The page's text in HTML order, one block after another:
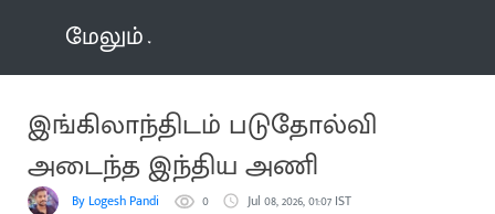
மேலும்
இங்கிலாந்திடம் படுதோல்வி
அடைந்த இந்திய அணி
By Logesh Pandi 0 Jul 08, 2026, 01:07 IST